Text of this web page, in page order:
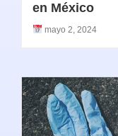
en México
mayo 2, 2024